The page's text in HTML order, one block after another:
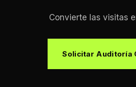
Convierte las visitas
Solicitar Auditoría